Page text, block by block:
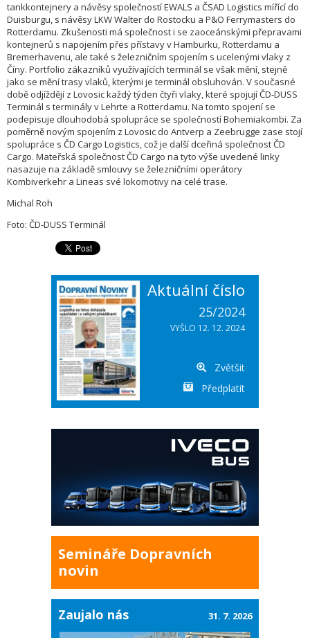
tankkontejnery a návěsy společností EWALS a ČSAD Logistics mířící do
Duisburgu, s návěsy LKW Walter do Rostocku a P&O Ferrymasters do
Rotterdamu. Zkušenosti má společnost i se zaoceánskými přepravami
kontejnerů s napojením přes přístavy v Hamburku, Rotterdamu a
Bremerhavenu, ale také s železničním spojením s ucelenými vlaky z
Číny. Portfolio zákazníků využívajících terminál se však mění, stejně
jako se mění trasy vlaků, kterými je terminál obsluhován. V současné
době odjíždějí z Lovosic každý týden čtyři vlaky, které spojují ČD‑DUSS
Terminál s terminály v Lehrte a Rotterdamu. Na tomto spojení se
podepisuje dlouhodobá spolupráce se společností Bohemiakombi. Za
poměrně novým spojením z Lovosic do Antverp a Zeebrugge zase stojí
spolupráce s ČD Cargo Logistics, což je další dceřiná společnost ČD
Cargo. Mateřská společnost ČD Cargo na tyto výše uvedené linky
nasazuje na základě smlouvy se železničními operátory
Kombiverkehr a Lineas své lokomotivy na celé trase.
Michal Roh
Foto: ČD-DUSS Terminál
Aktuální číslo
25/2024
VYŠLO 12. 12. 2024
Zvětšit
Předplatit
Semináře Dopravních
novin
Zaujalo nás 31. 7. 2026